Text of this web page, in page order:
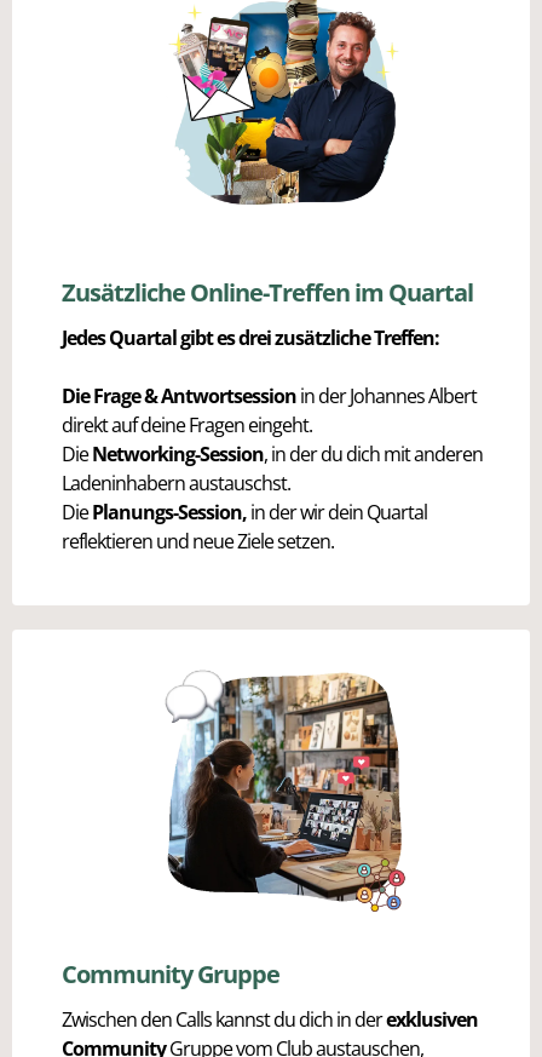
Zusätzliche Online-Treffen im Quartal
Jedes Quartal gibt es drei zusätzliche Treffen:
Die Frage & Antwortsessionin der Johannes Albert
direkt auf deine Fragen eingeht.
DieNetworking-Session, in der du dich mit anderen
Ladeninhabern austauschst.
DiePlanungs-Session,in der wir dein Quartal
reflektieren und neue Ziele setzen.
Community Gruppe
Zwischen den Calls kannst du dich in derexklusiven
CommunityGruppe vom Club austauschen,